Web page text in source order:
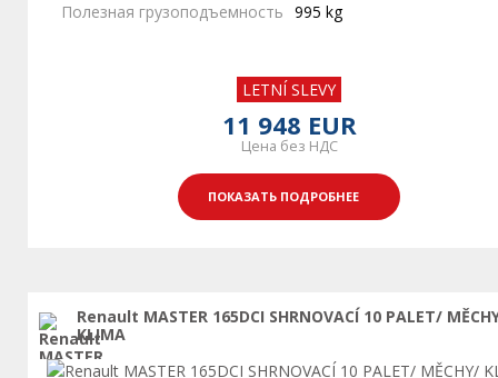
Полезная грузоподъемность 995 kg
LETNÍ SLEVY
11 948 EUR
Цена без НДС
ПОКАЗАТЬ ПОДРОБНЕЕ
Renault MASTER 165DCI SHRNOVACÍ 10 PALET/
KLIMA